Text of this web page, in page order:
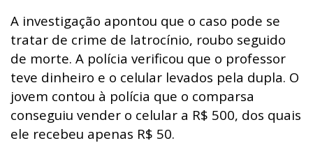
A investigação apontou que o caso pode se
tratar de crime de latrocínio, roubo seguido
de morte. A polícia verificou que o professor
teve dinheiro e o celular levados pela dupla. O
jovem contou à polícia que o comparsa
conseguiu vender o celular a R$ 500, dos quais
ele recebeu apenas R$ 50.